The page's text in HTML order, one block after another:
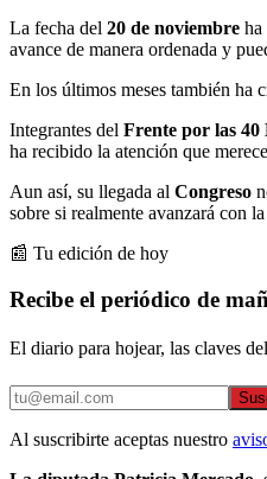
La fecha del 20 de noviembre ha
avance de manera ordenada y
En los últimos meses también ha
Integrantes del Frente por las 40
ha recibido la atención que
Aun así, su llegada al Congreso
sobre si realmente avanzará con
📰 Tu edición de hoy
Recibe el periódico de
El diario para hojear, las claves
Al suscribirte aceptas nuestro